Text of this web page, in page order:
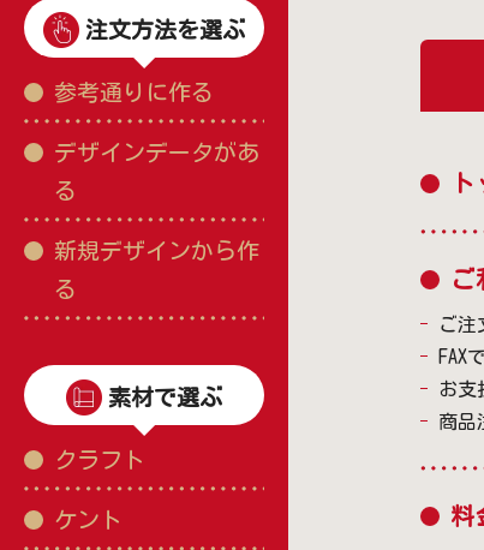
注文方法を選ぶ
参考通りに作る
デザインデータがあ
る
新規デザインから作
る
素材で選ぶ
クラフト
ケント
ご
ご注
FAX
お支
商品
料